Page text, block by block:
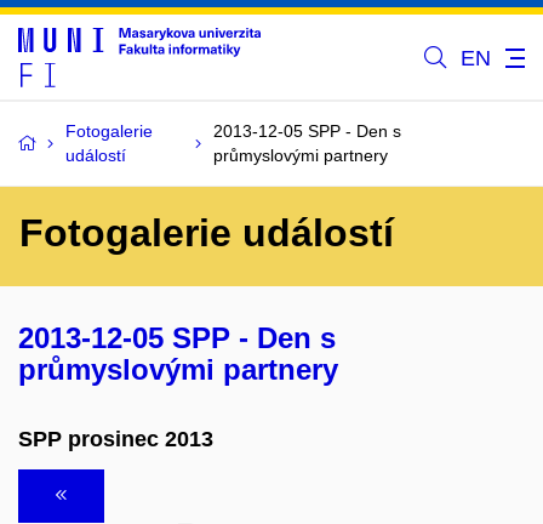
EN
Fotogalerie
událostí
2013-12-05 SPP - Den s
průmyslovými partnery
Fotogalerie událostí
2013-12-05 SPP - Den s
průmyslovými partnery
SPP prosinec 2013